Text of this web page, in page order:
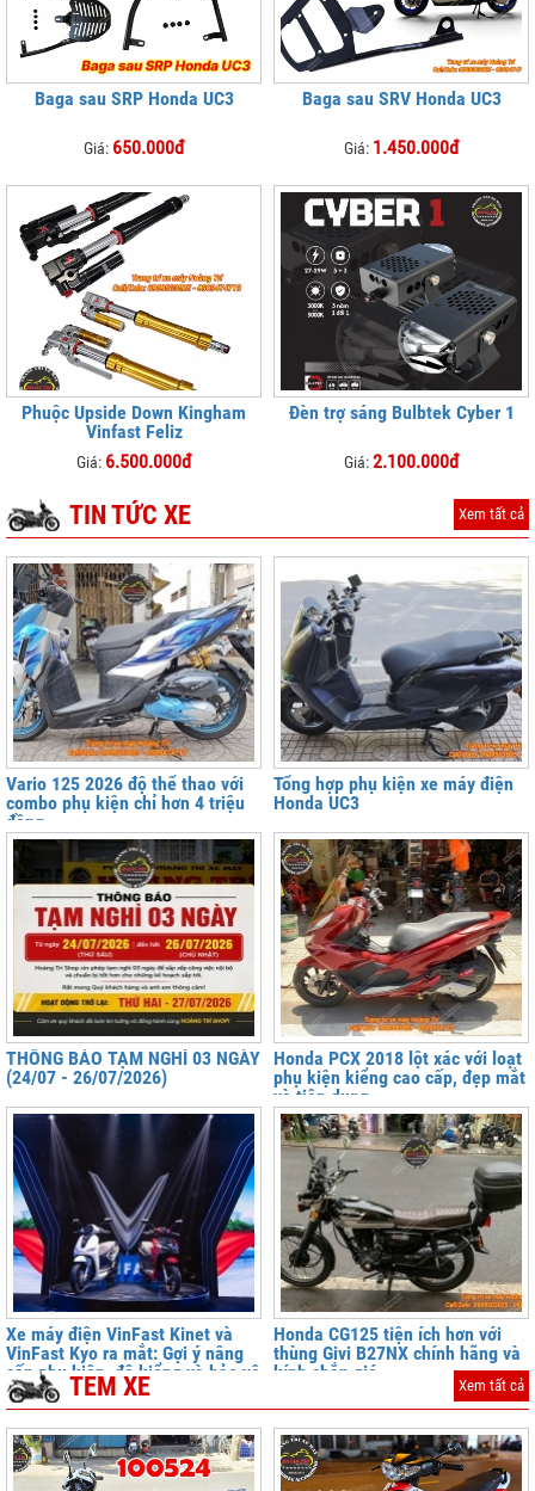
Baga sau SRP Honda UC3
Giá: 650.000đ
Baga sau SRV Honda UC3
Giá: 1.450.000đ
Phuộc Upside Down Kingham
Vinfast Feliz
Giá: 6.500.000đ
Đèn trợ sáng Bulbtek Cyber 1
Giá:2.100.000đ
TIN TỨC XE Xem tất cả
Vario 125 2026 độ thể thao với
combo phụ kiện chỉ hơn 4 triệu
đồng
Tổng hợp phụ kiện xe máy điện
Honda UC3
THÔNG BÁO TẠM NGHỈ 03 NGÀY
(24/07 - 26/07/2026)
Honda PCX 2018 lột xác với loạt
phụ kiện kiểng cao cấp, đẹp mắt
và tiện dụng
Xe máy điện VinFast Kinet và
VinFast Kyo ra mắt: Gợi ý nâng
cấp phụ kiện, độ kiểng và bảo vệ
xe tại
Honda CG125 tiện ích hơn với
thùng Givi B27NX chính hãng và
kính chắn gió
TEM XE Xem tất cả